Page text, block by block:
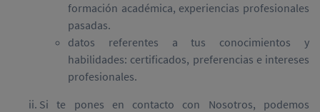
formación académica, experiencias profesionales
pasadas.
datos referentes a tus conocimientos y
habilidades: certificados, preferencias e intereses
profesionales.
Si te pones en contacto con Nosotros, podemos